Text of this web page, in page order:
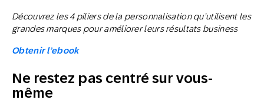
Découvrez les 4 piliers de la personnalisation qu’utilisent les
grandes marques pour améliorer leurs résultats business
Obtenir l’ebook
Ne restez pas centré sur vous-
même